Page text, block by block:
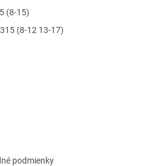
p
v
(8-15)
(8-12 13-17)
podmienky